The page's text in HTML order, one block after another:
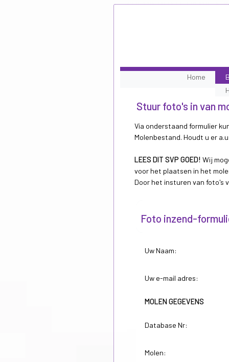
Home
Stuur foto's in van
Via onderstaand formulier
Molenbestand. Houdt u er
LEES DIT SVP GOED! Wij
voor het plaatsen in het
Door het insturen van foto's
Foto inzend-
Uw Naam:
Uw e-mail adres:
MOLEN GEGEVENS
Database Nr:
Molen: